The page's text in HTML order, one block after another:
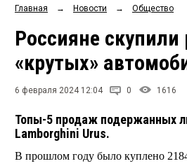
Главная → Новости → Общество
Россияне скупили
«крутых»
6 февраля 2024 12:04 0 1616
Топы-5 продаж подержанных
Lamborghini Urus.
В прошлом году было куплено